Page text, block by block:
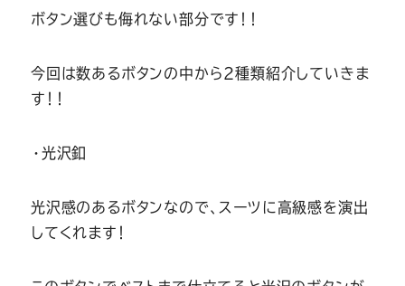
Youtube
Facebook
Twitter
Instagram
LINE
ボタン選びも侮れない部分です！！
今回は数あるボタンの中から2種類紹介していきま
す！！
・光沢釦
光沢感のあるボタンなので、スーツに高級感を演出
してくれます！